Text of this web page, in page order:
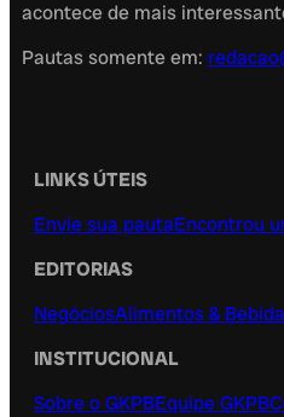
acontece de mais
Pautas somente em:
LINKS ÚTEIS
Envie sua pautaEncontrou
EDITORIAS
NegóciosAlimentos &
INSTITUCIONAL
Sobre o GKPBEquipe GKPB